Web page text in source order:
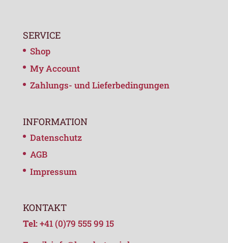
SERVICE
Shop
My Account
Zahlungs- und Lieferbedingungen
INFORMATION
Datenschutz
AGB
Impressum
KONTAKT
Tel:+41 (0)79 555 99 15